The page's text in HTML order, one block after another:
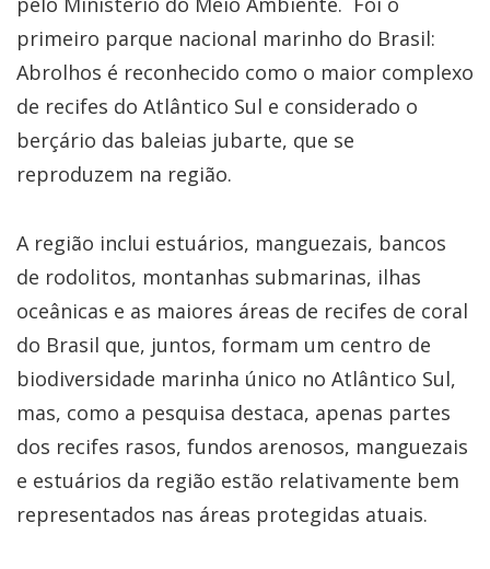
primeiro parque nacional marinho do Brasil:
Abrolhos é reconhecido como o maior complexo
de recifes do Atlântico Sul e considerado o
berçário das baleias jubarte, que se
reproduzem na região.
A região inclui estuários, manguezais, bancos
de rodolitos, montanhas submarinas, ilhas
oceânicas e as maiores áreas de recifes de coral
do Brasil que, juntos, formam um centro de
biodiversidade marinha único no Atlântico Sul,
mas, como a pesquisa destaca, apenas partes
dos recifes rasos, fundos arenosos, manguezais
e estuários da região estão relativamente bem
representados nas áreas protegidas atuais.